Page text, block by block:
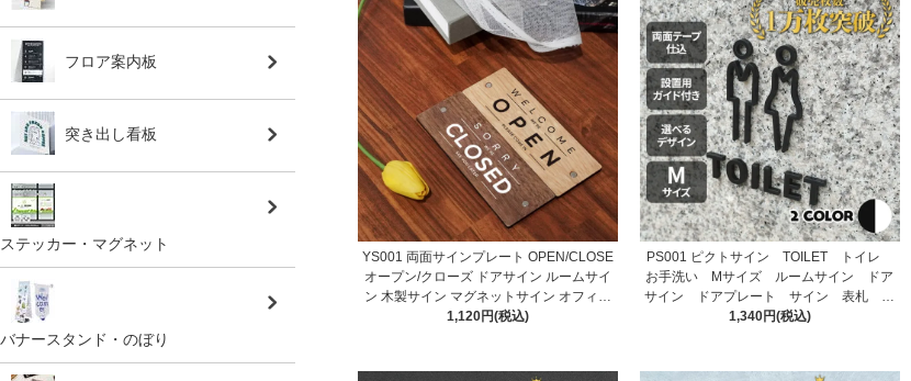
YS001 両面サインプレート OPEN/CLOSE
オープン/クローズ ドアサイン ルームサイ
ン 木製サイン マグネットサイン オフィス
店舗
1,120円(税込)
PS001 ピクトサイン TOILET トイレ
お手洗い Mサイズ ルームサイン ドア
サイン ドアプレート サイン 表札 室
札
1,340円(税込)
フロア案内板
突き出し看板
ステッカー・マグネット
バナースタンド・のぼり